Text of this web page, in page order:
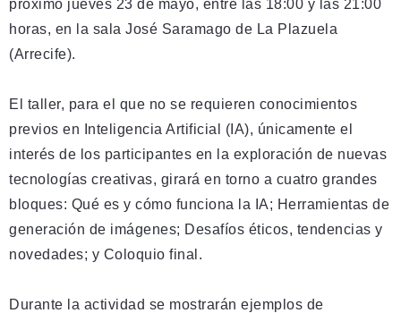
próximo jueves 23 de mayo, entre las 18:00 y las 21:00
horas, en la sala José Saramago de La Plazuela
(Arrecife).
El taller, para el que no se requieren conocimientos
previos en Inteligencia Artificial (IA), únicamente el
interés de los participantes en la exploración de nuevas
tecnologías creativas, girará en torno a cuatro grandes
bloques: Qué es y cómo funciona la IA; Herramientas de
generación de imágenes; Desafíos éticos, tendencias y
novedades; y Coloquio final.
Durante la actividad se mostrarán ejemplos de